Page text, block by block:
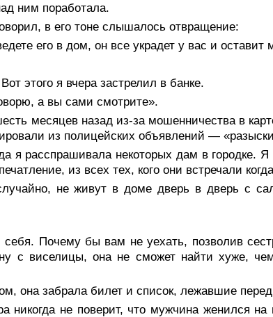
ним поработала.
в его тоне слышалось отвращение:
его в дом, он все украдет у вас и оставит
этого я вчера застрелил в банке.
а вы сами смотрите».
месяцев назад из-за мошенничества в
из полицейских объявлений —
я расспрашивала некоторых дам в городке.
из всех тех, кого они встречали
не живут в доме дверь в дверь с
Почему бы вам не уехать, позволив
с виселицы, она не сможет найти хуже,
она забрала билет и список, лежавшие
никогда не поверит, что мужчина женился на